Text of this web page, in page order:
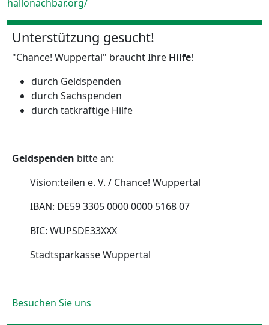
hallonachbar.org/
Unterstützung gesucht!
"Chance! Wuppertal" braucht Ihre Hilfe!
durch Geldspenden
durch Sachspenden
durch tatkräftige Hilfe
Geldspenden bitte an:
Vision:teilen e. V. / Chance! Wuppertal
IBAN: DE59 3305 0000 0000 5168 07
BIC: WUPSDE33XXX
Stadtsparkasse Wuppertal
Besuchen Sie uns